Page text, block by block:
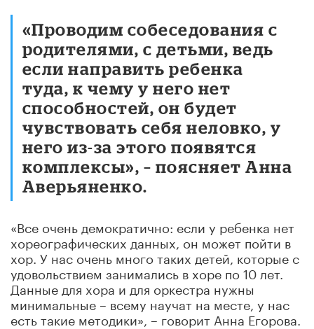
«Проводим собеседования с
родителями, с детьми, ведь
если направить ребенка
туда, к чему у него нет
способностей, он будет
чувствовать себя неловко, у
него из-за этого появятся
комплексы», – поясняет Анна
Аверьяненко.
«Все очень демократично: если у ребенка нет
хореографических данных, он может пойти в
хор. У нас очень много таких детей, которые с
удовольствием занимались в хоре по 10 лет.
Данные для хора и для оркестра нужны
минимальные – всему научат на месте, у нас
есть такие методики», – говорит Анна Егорова.